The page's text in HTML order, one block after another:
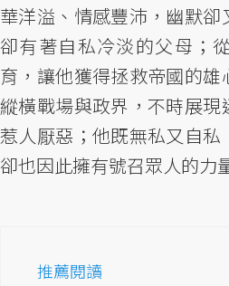
華洋溢、情感豐沛，幽默卻
卻有著自私冷淡的父母；
育，讓他獲得拯救帝國的雄
縱橫戰場與政界，不時展
惹人厭惡；他既無私又自私
卻也因此擁有號召眾人的力
推薦閱讀